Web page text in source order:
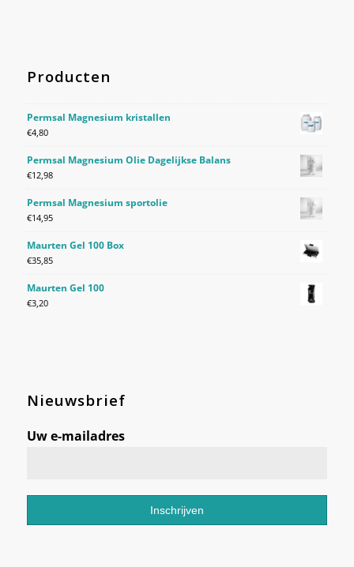
Producten
Permsal Magnesium kristallen
€4,80
Permsal Magnesium Olie Dagelijkse Balans
€12,98
Permsal Magnesium sportolie
€14,95
Maurten Gel 100 Box
€35,85
Maurten Gel 100
€3,20
Nieuwsbrief
Uw e-mailadres